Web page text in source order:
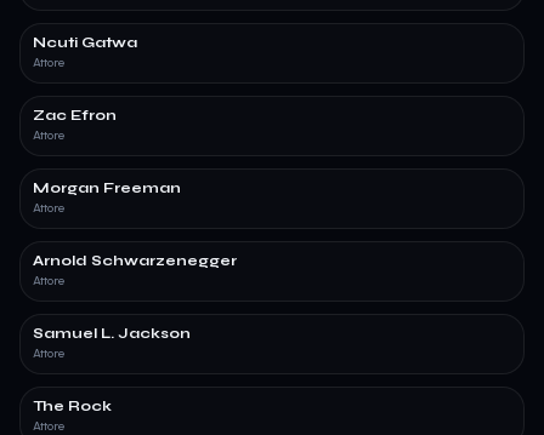
Ncuti Gatwa
Attore
Zac Efron
Attore
Morgan Freeman
Attore
Arnold Schwarzenegger
Attore
Samuel L. Jackson
Attore
The Rock
Attore